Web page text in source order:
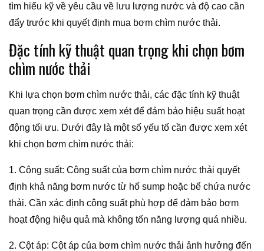
tìm hiểu kỹ về yêu cầu về lưu lượng nước và độ cao cần
đẩy trước khi quyết định mua bơm chìm nước thải.
Đặc tính kỹ thuật quan trọng khi chọn bơm
chìm nước thải
Khi lựa chọn bơm chìm nước thải, các đặc tính kỹ thuật
quan trọng cần được xem xét để đảm bảo hiệu suất hoạt
động tối ưu. Dưới đây là một số yếu tố cần được xem xét
khi chọn bơm chìm nước thải:
1. Công suất: Công suất của bơm chìm nước thải quyết
định khả năng bơm nước từ hố sump hoặc bể chứa nước
thải. Cần xác định công suất phù hợp để đảm bảo bơm
hoạt động hiệu quả mà không tốn năng lượng quá nhiều.
2. Cột áp: Cột áp của bơm chìm nước thải ảnh hưởng đến